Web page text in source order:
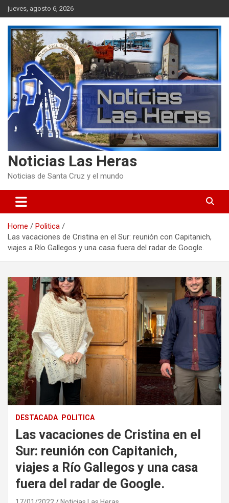
Skip
to
content
jueves, agosto 6, 2026
Noticias Las Heras
Noticias de Santa Cruz y el mundo
Home
Politica
Las vacaciones de Cristina en el Sur: reunión con Capitanich,
viajes a Río Gallegos y una casa fuera del radar de Google.
DESTACADA POLITICA
Las vacaciones de Cristina en el
Sur: reunión con Capitanich,
viajes a Río Gallegos y una casa
fuera del radar de Google.